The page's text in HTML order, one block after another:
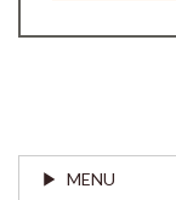
MENU